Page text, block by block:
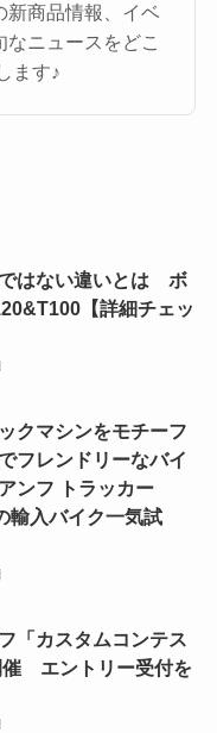
新商品情報、イベ
ニュースをどこ
ます♪
はない違いとは ボ
【詳細チェッ
クマシンをモチーフ
フレンドリーなバイ
ンフ トラッカー
輸入バイク一気試
「カスタムコンテス
催 エントリー受付を